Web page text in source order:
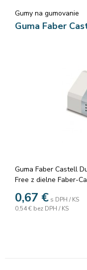
Gumy na gumovanie
Guma Faber
Guma Faber Castell
Free z dielne Faber-
škvŕn. O kvalite
plastov z ktorých sa
nezávadné, nakoľko
Jednožmolková
0,67 € s DPH / KS
0,54 € bez DPH / KS